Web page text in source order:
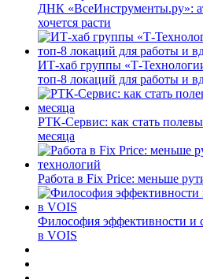
ДНК «ВсеИнструменты.ру»:
хочется расти
ИТ-хаб группы «Т-
топ-8 локаций для работы и
РТК-Сервис: как стать
месяца
Работа в Fix Price: меньше
Философия эффективности и
в VOIS